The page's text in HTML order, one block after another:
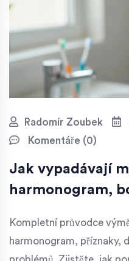
Radomír Zoubek
Komentáře (0)
Jak vypadávají
harmonogram,
Kompletní průvodce
harmonogram, příznaky,